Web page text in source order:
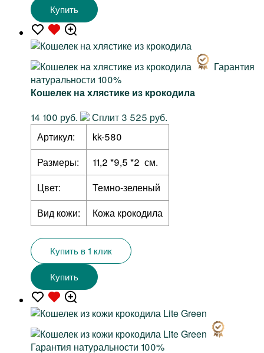
Купить
Гарантия
натуральности 100%
Кошелек на хлястике из крокодила
14 100 руб.
Сплит 3 525 руб.
Артикул:
kk-580
Размеры:
11,2 *9,5 *2 см.
Цвет:
Темно-зеленый
Вид кожи:
Кожа крокодила
Купить в 1 клик
Купить
Гарантия натуральности 100%